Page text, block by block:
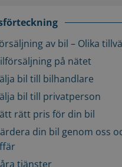
av bil – Olika
på nätet
bil till bilhandlare
bil till privatperson
rätt pris för din bil
din bil genom oss
tjänster